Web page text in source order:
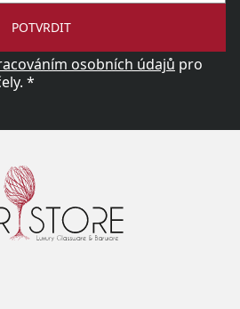
POTVRDIT
osobních údajů pro
*